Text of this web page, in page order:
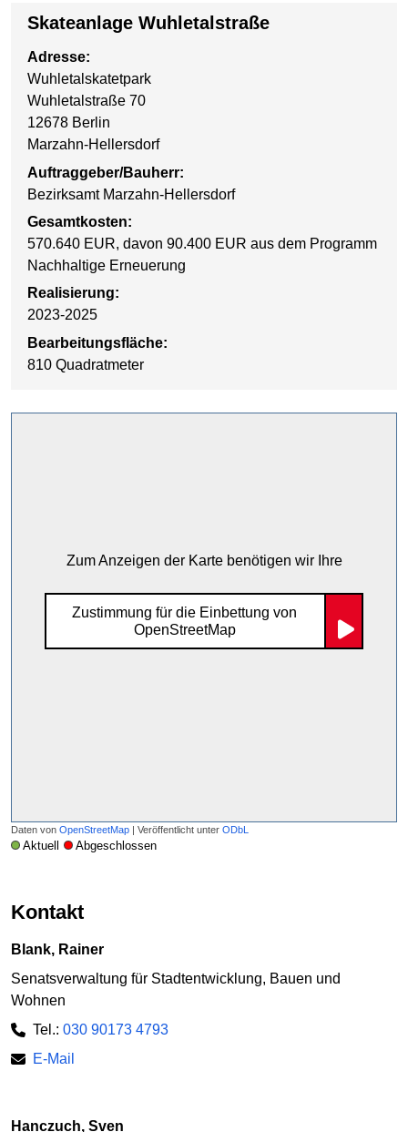
Skateanlage Wuhletalstraße
Adresse:
Wuhletalskatetpark
Wuhletalstraße 70
12678 Berlin
Marzahn-Hellersdorf
Auftraggeber/Bauherr:
Bezirksamt Marzahn-Hellersdorf
Gesamtkosten:
570.640 EUR, davon 90.400 EUR aus dem Programm
Nachhaltige Erneuerung
Realisierung:
2023-2025
Bearbeitungsfläche:
810 Quadratmeter
Zum Anzeigen der Karte benötigen wir Ihre
Zustimmung für die Einbettung von
OpenStreetMap
Daten von OpenStreetMap | Veröffentlicht unter ODbL
Aktuell Abgeschlossen
Kontakt
Blank, Rainer
Senatsverwaltung für Stadtentwicklung, Bauen und
Wohnen
Tel.: 030 90173 4793
E-Mail
Hanczuch, Sven